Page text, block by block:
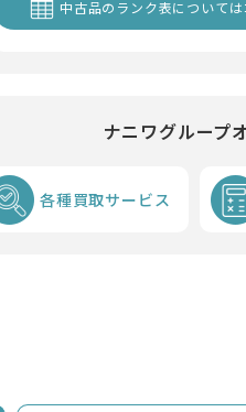
中古品のランク表については
ナニワグループ
各種買取サービス